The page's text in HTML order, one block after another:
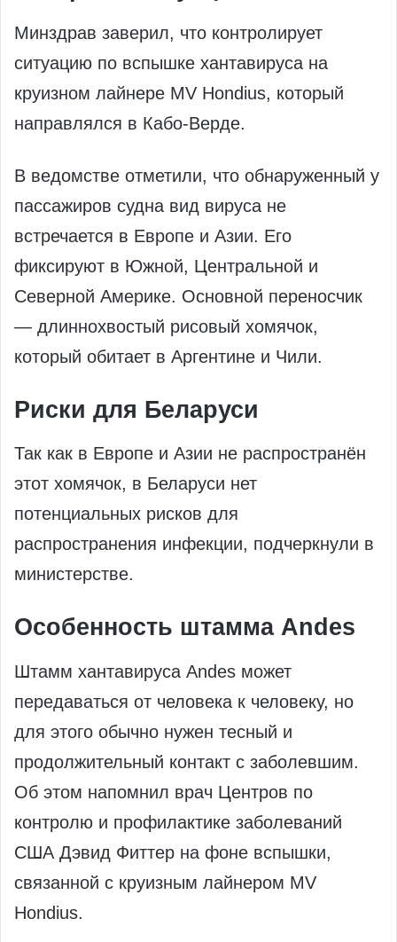
Минздрав заверил, что контролирует
ситуацию по вспышке хантавируса на
круизном лайнере MV Hondius, который
направлялся в Кабо-Верде.
В ведомстве отметили, что обнаруженный у
пассажиров судна вид вируса не
встречается в Европе и Азии. Его
фиксируют в Южной, Центральной и
Северной Америке. Основной переносчик
— длиннохвостый рисовый хомячок,
который обитает в Аргентине и Чили.
Риски для Беларуси
Так как в Европе и Азии не распространён
этот хомячок, в Беларуси нет
потенциальных рисков для
распространения инфекции, подчеркнули в
министерстве.
Особенность штамма Andes
Штамм хантавируса Andes может
передаваться от человека к человеку, но
для этого обычно нужен тесный и
продолжительный контакт с заболевшим.
Об этом напомнил врач Центров по
контролю и профилактике заболеваний
США Дэвид Фиттер на фоне вспышки,
связанной с круизным лайнером MV
Hondius.